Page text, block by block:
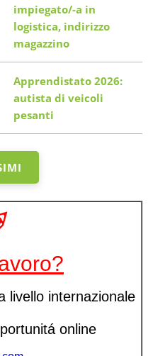
impiegato/-a in
logistica, indirizzo
magazzino
Apprendistato 2026:
autista di veicoli
pesanti